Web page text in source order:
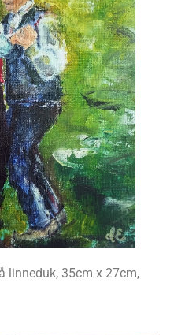
linneduk, 35cm x 27cm,